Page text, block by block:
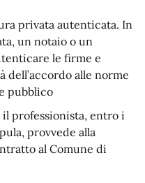
privata autenticata. In
un notaio o un
le firme e
dell’accordo alle norme
pubblico
professionista, entro i
provvede alla
al Comune di